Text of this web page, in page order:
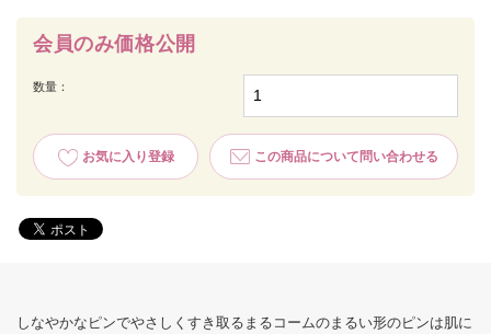
会員のみ価格公開
数量：
お気に入り登録 この商品について問い合わせる
しなやかなピンでやさしくすき取るまるコームのまるい形のピンは肌に